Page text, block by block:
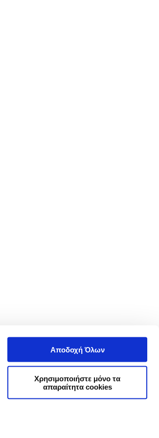
Αποδοχή Όλων
Χρησιμοποιήστε μόνο τα
απαραίτητα cookies